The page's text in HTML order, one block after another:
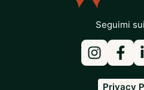
Seguimi
Privacy